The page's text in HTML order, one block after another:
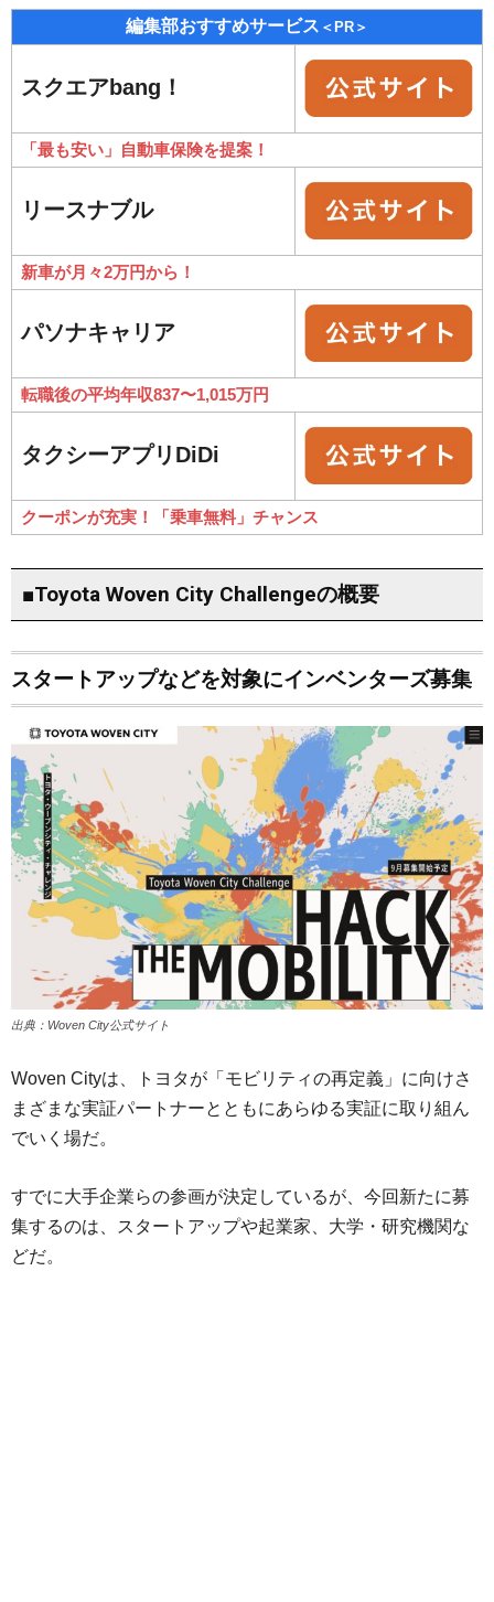
編集部おすすめサービス ＜PR＞
スクエアbang！
「最も安い」自動車保険を提案！
リースナブル
新車が月々2万円から！
パソナキャリア
転職後の平均年収837〜1,015万円
タクシーアプリDiDi
クーポンが充実！「乗車無料」チャンス
■Toyota Woven City Challengeの概要
スタートアップなどを対象にインベンターズ募集
出典：Woven City公式サイト
Woven Cityは、トヨタが「モビリティの再定義」に向けさ
まざまな実証パートナーとともにあらゆる実証に取り組ん
でいく場だ。
すでに大手企業らの参画が決定しているが、今回新たに募
集するのは、スタートアップや起業家、大学・研究機関な
どだ。